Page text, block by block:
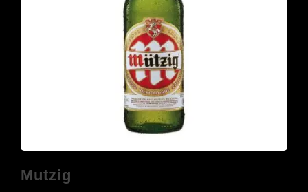
Mutzig